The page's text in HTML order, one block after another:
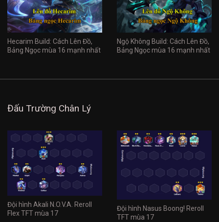
Hecarim Build: Cách Lên Đồ,
Bảng Ngọc mùa 16 mạnh nhất
Ngộ Không Build: Cách Lên Đồ,
Bảng Ngọc mùa 16 mạnh nhất
Đấu Trường Chân Lý
Đội hình Akali N.O.V.A. Reroll
Flex TFT mùa 17
Đội hình Nasus Boong! Reroll
TFT mùa 17